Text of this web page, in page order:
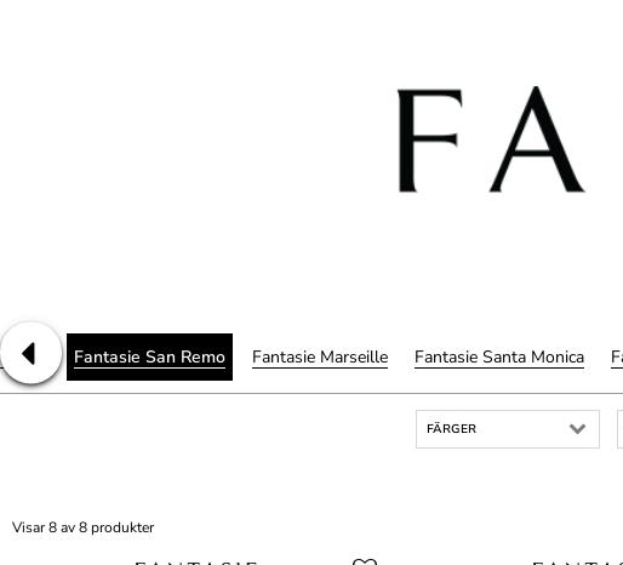
Fantasie San Remo Fantasie Marseille Fantasie Santa Monica
FÄRGER
Visar 8 av 8 produkter